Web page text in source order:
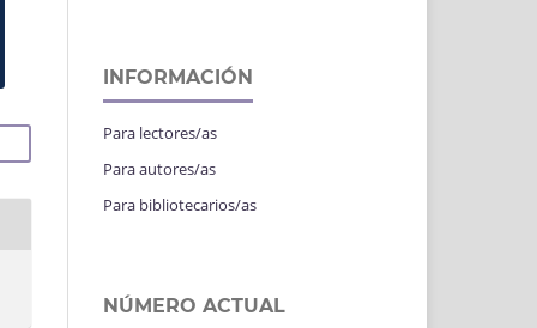
INFORMACIÓN
Para lectores/as
Para autores/as
Para bibliotecarios/as
NÚMERO ACTUAL